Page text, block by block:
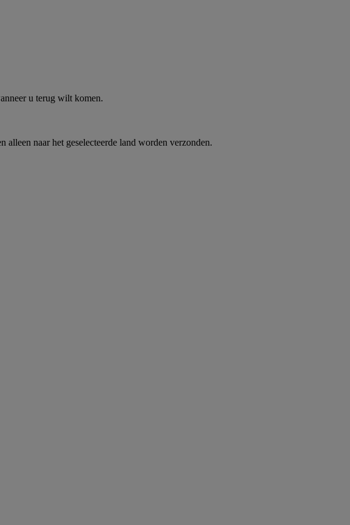
u terug wilt komen.
naar het geselecteerde land worden verzonden.